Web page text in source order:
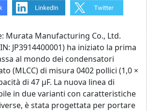
Murata Manufacturing Co., Ltd.
JP3914400001) ha iniziato la prima
al mondo dei condensatori
(MLCC) di misura 0402 pollici (1,0 ×
di 47 μF. La nuova linea di
in due varianti con caratteristiche
è stata progettata per portare